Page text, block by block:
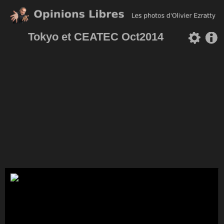
Tokyo et CEATEC Oct2014